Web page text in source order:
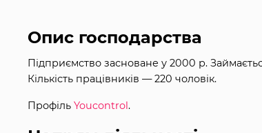
Опис господарства
Підприємство засноване у 2000 р.
Кількість працівників — 220 чоловік.
Профіль Youcontrol.